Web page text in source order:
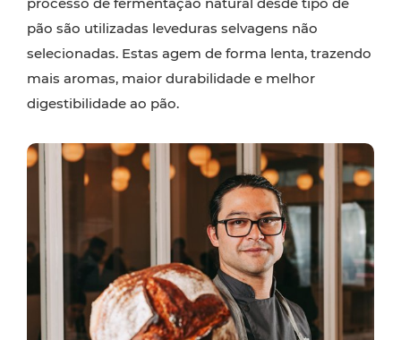
pão são utilizadas leveduras selvagens não
selecionadas. Estas agem de forma lenta, trazendo
mais aromas, maior durabilidade e melhor
digestibilidade ao pão.